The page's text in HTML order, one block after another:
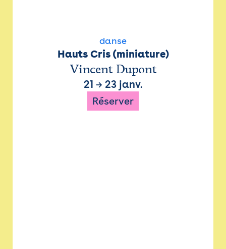
danse
Hauts Cris (miniature)
Vincent Dupont
21 → 23 janv.
Réserver